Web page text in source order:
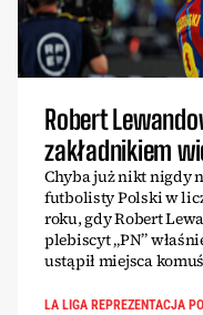
Robert
zakładnikiem
Chyba już nikt nigdy
futbolisty Polski w
roku, gdy Robert
plebiscyt „PN”
ustąpił miejsca
LA LIGA REPREZENTACJA